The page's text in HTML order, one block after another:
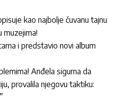
kao najbolje čuvanu tajnu
muzejima!
i predstavio novi album
Anđela sigurna da
provalila njegovu taktiku: